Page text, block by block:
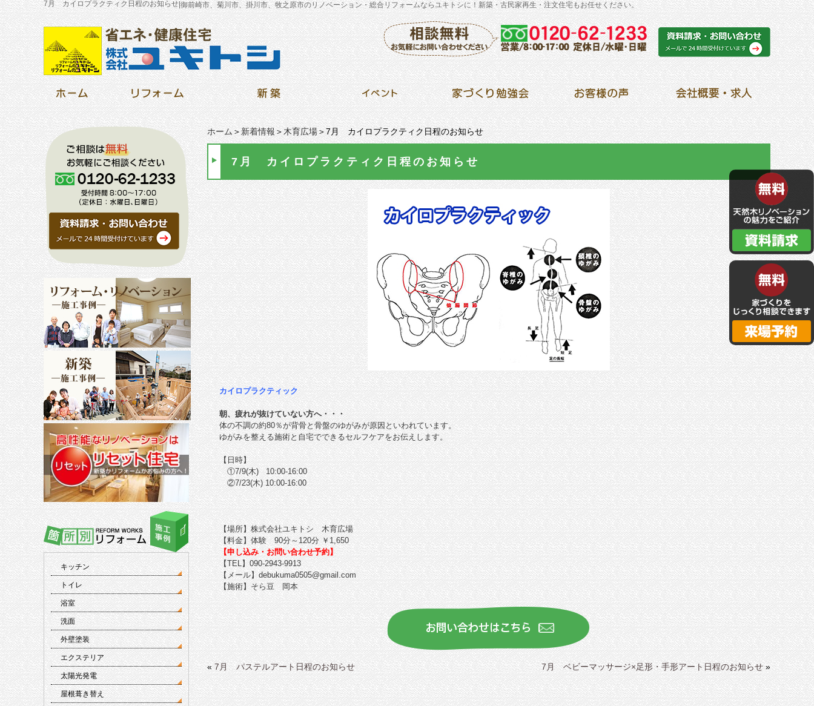
7月 カイロプラクティク日程のお知らせ|御前崎市、菊川市、掛川市、牧之原市のリノベーション・総合リフォームならユキトシに！新築・古民家再生・注文住宅もお任せください。
ホーム＞新着情報＞木育広場＞7月 カイロプラクティク日程のお知らせ
7月 カイロプラクティク日程のお知らせ
カイロプラクティック
朝、疲れが抜けていない方へ・・・
体の不調の約80％が背骨と骨盤のゆがみが原因といわれています。
ゆがみを整える施術と自宅でできるセルフケアをお伝えします。
【日時】
①7/9(木) 10:00-16:00
②7/23(木) 10:00-16:00
【場所】株式会社ユキトシ 木育広場
【料金】体験 90分～120分 ￥1,650
【申し込み・お問い合わせ予約】
【TEL】090-2943-9913
【メール】debukuma0505@gmail.com
【施術】そら豆 岡本
«7月 パステルアート日程のお知らせ 7月 ベビーマッサージ×足形・手形アート日程のお知らせ»
キッチン
トイレ
浴室
洗面
外壁塗装
エクステリア
太陽光発電
屋根葺き替え